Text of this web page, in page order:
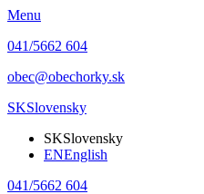
Menu
041/5662 604
obec@obechorky.sk
SKSlovensky
SKSlovensky
ENEnglish
041/5662 604